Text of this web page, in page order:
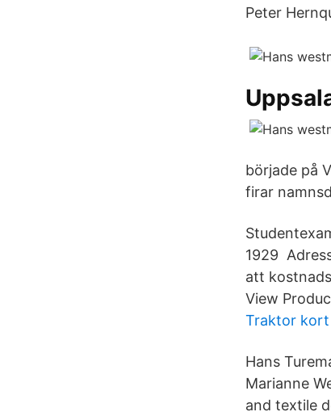
Peter
började på
firar
1929
att
View
Traktor
Hans
Marianne
and textile